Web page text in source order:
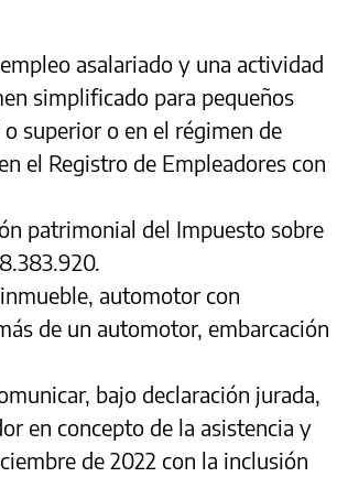
asalariado y una actividad
simplificado para pequeños
superior o en el régimen de
el Registro de Empleadores con
patrimonial del Impuesto sobre
automotor con
de un automotor, embarcación
bajo declaración jurada,
en concepto de la asistencia y
de 2022 con la inclusión